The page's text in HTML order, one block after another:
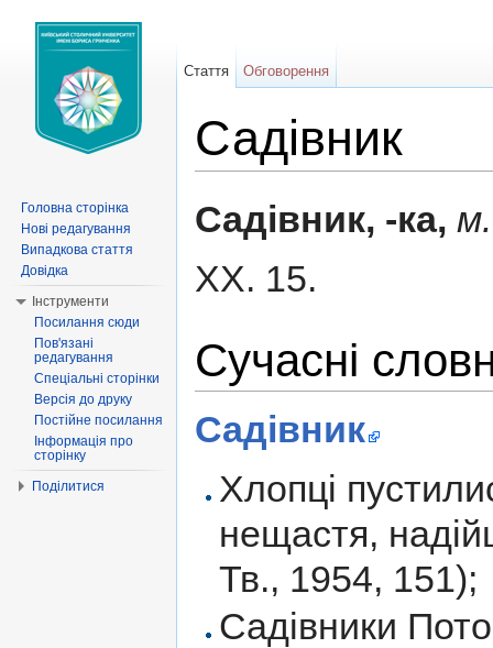
Садівник
Садівник, -ка,
XX. 15.
Сучасні
Садівник
Хлопці
нещастя,
Тв., 1954, 151);
Садівники
Стаття Обговорення
Головна сторінка
Нові редагування
Випадкова стаття
Довідка
Інструменти
Посилання сюди
Пов'язані
редагування
Спеціальні сторінки
Версія до друку
Постійне посилання
Інформація про
сторінку
Поділитися